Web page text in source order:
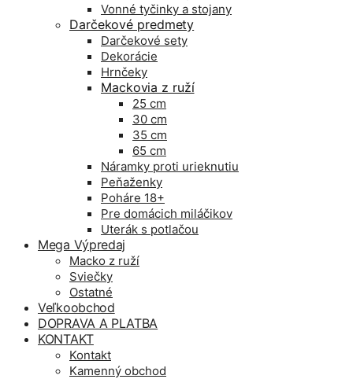
Vonné tyčinky a stojany
Darčekové predmety
Darčekové sety
Dekorácie
Hrnčeky
Mackovia z ruží
25 cm
30 cm
35 cm
65 cm
Náramky proti urieknutiu
Peňaženky
Poháre 18+
Pre domácich miláčikov
Uterák s potlačou
Mega Výpredaj
Macko z ruží
Sviečky
Ostatné
Veľkoobchod
DOPRAVA A PLATBA
KONTAKT
Kontakt
Kamenný obchod